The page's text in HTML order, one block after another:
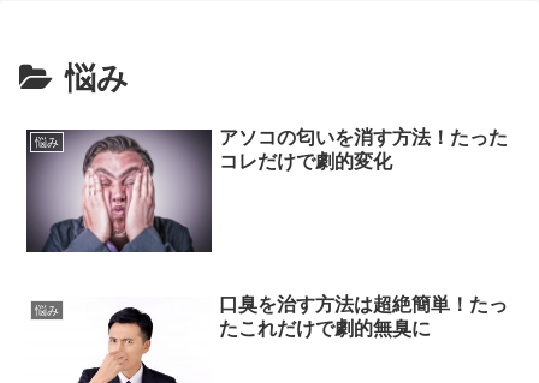
悩み
悩み
アソコの匂いを消す方法！たった
コレだけで劇的変化
悩み
口臭を治す方法は超絶簡単！たっ
たこれだけで劇的無臭に